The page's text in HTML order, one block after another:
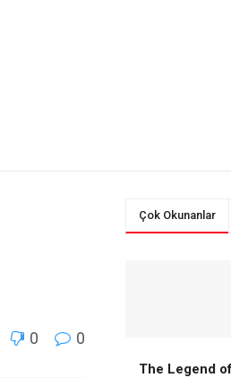
0 0
Çok Okunanlar
The Legend